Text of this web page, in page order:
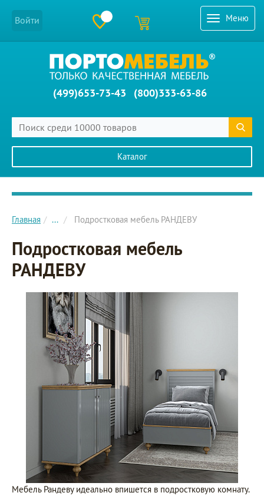
Меню
Войти
(499)653-73-43 (800)333-63-86
Каталог
Главное меню сайта
Главная ... Подростковая мебель РАНДЕВУ
Подростковая мебель
РАНДЕВУ
Мебель Рандеву идеально впишется в подростковую комнату.